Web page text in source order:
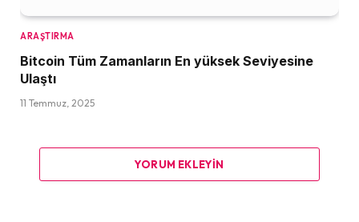
ARAŞTIRMA
Bitcoin Tüm Zamanların En yüksek Seviyesine
Ulaştı
11 Temmuz, 2025
YORUM EKLEYIN